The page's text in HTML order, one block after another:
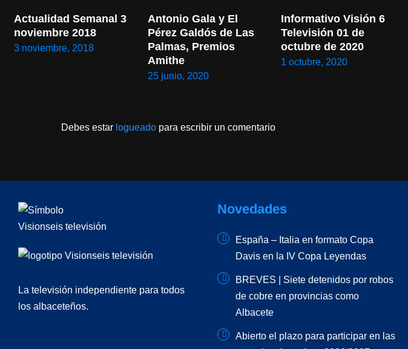
Actualidad Semanal 3
noviembre 2018
3 noviembre, 2018
Antonio Gala y El
Pérez Galdós de Las
Palmas, Premios
Amithe
25 junio, 2020
Informativo Visión 6
Televisión 01 de
octubre de 2020
1 octubre, 2020
Debes estar logueado para escribir un comentario
La televisión independiente para todos
los albaceteños.
Novedades
España – Italia en formato Copa
Davis en la IV Copa Leyendas
BREVES | Siete detenidos por robos
de cobre en provincias como
Albacete
Abierto el plazo para participar en las